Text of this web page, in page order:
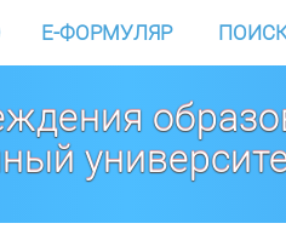
E-ФОРМУЛЯР